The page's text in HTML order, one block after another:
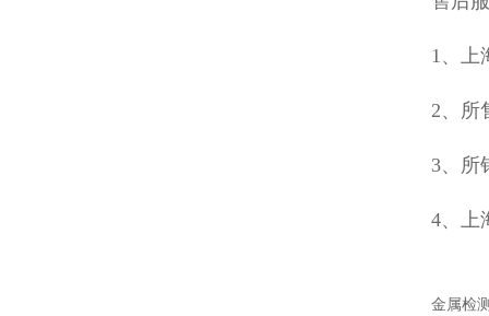
1、上
2、所
3、所
4、上
金属检